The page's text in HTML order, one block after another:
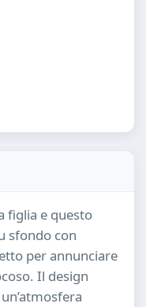
figlia e questo
sfondo con
per annunciare
Il design